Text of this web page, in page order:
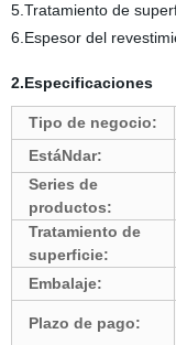
5.Tratamiento de
6.Espesor del
2.Especificaciones
Tipo de negocio:
EstáNdar:
Series de
productos:
Tratamiento de
superficie:
Embalaje:
Plazo de pago: